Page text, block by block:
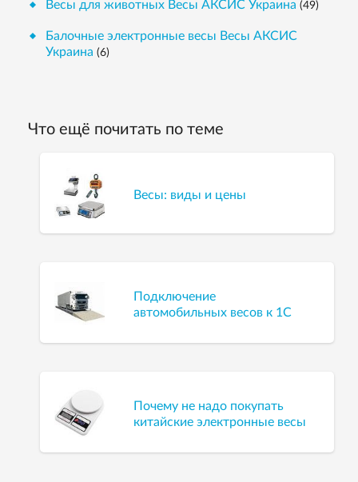
Весы для животных Весы АКСИС Украина (49)
Балочные электронные весы Весы АКСИС
Украина (6)
Что ещё почитать по теме
Весы: виды и цены
Подключение
автомобильных весов к 1С
Почему не надо покупать
китайские электронные весы